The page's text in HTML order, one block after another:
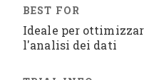
Ideale per
l'analisi dei dati